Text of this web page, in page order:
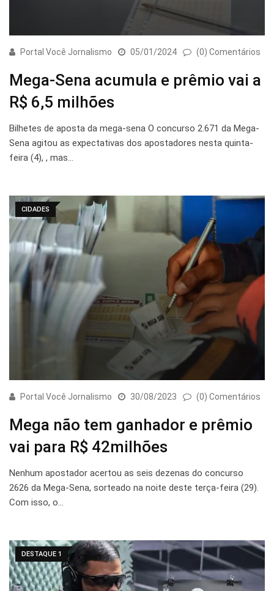
Portal Você Jornalismo 05/01/2024 (0) Comentários
Mega-Sena acumula e prêmio vai a
R$ 6,5 milhões
Bilhetes de aposta da mega-sena O concurso 2.671 da Mega-
Sena agitou as expectativas dos apostadores nesta quinta-
feira (4), , mas…
CIDADES
Portal Você Jornalismo 30/08/2023 (0) Comentários
Mega não tem ganhador e prêmio
vai para R$ 42milhões
Nenhum apostador acertou as seis dezenas do concurso
2626 da Mega-Sena, sorteado na noite deste terça-feira (29).
Com isso, o…
DESTAQUE 1